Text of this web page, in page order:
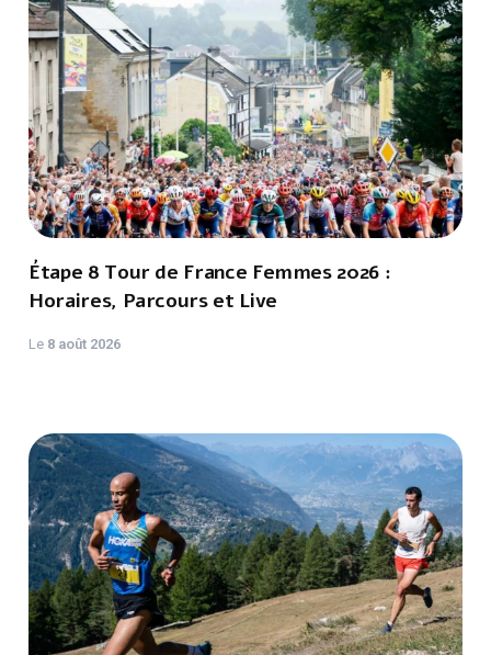
Étape 8 Tour de France Femmes 2026 :
Horaires, Parcours et Live
Le 8 août 2026